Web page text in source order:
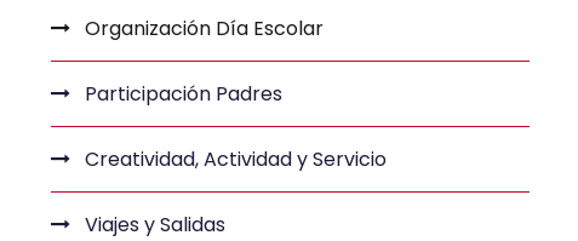
Organización Día Escolar
Participación Padres
Creatividad, Actividad y Servicio
Viajes y Salidas